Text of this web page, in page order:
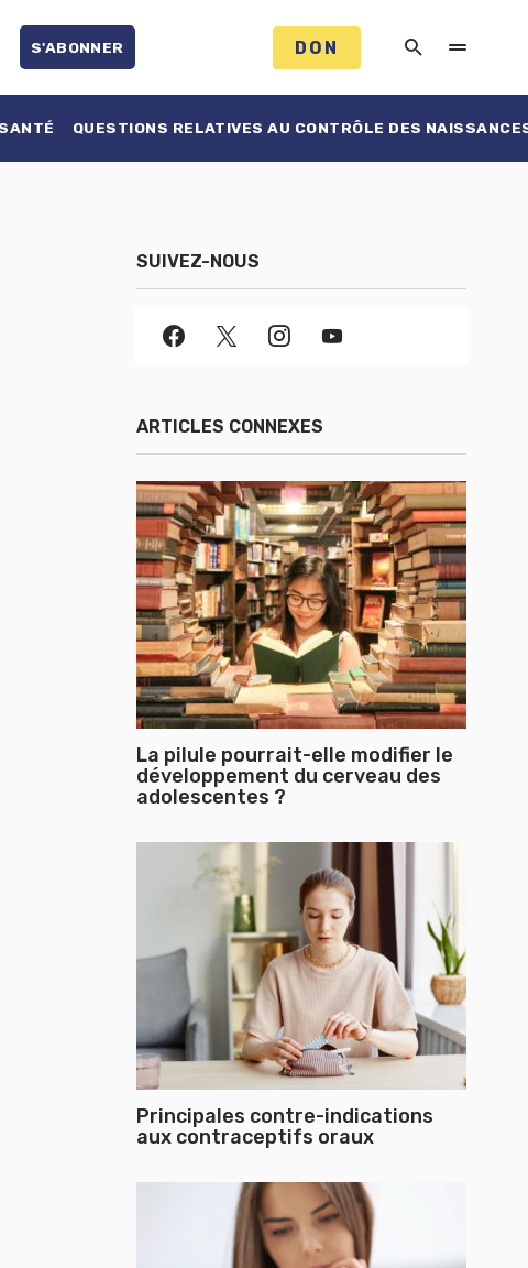
S'ABONNER DON
QUESTIONS RELATIVES AU CONTRÔLE DES
SUIVEZ-NOUS
ARTICLES CONNEXES
La pilule pourrait-elle modifier le
développement du cerveau des
adolescentes ?
Principales contre-indications
aux contraceptifs oraux